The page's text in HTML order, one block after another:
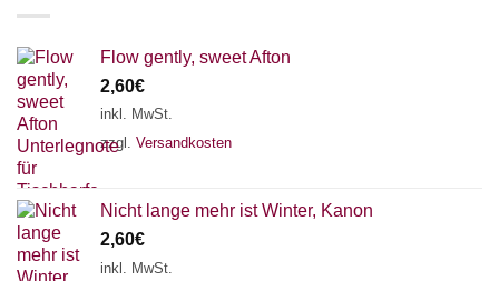
Flow gently, sweet Afton
2,60€
inkl. MwSt.
zzgl. Versandkosten
Nicht lange mehr ist Winter, Kanon
2,60€
inkl. MwSt.